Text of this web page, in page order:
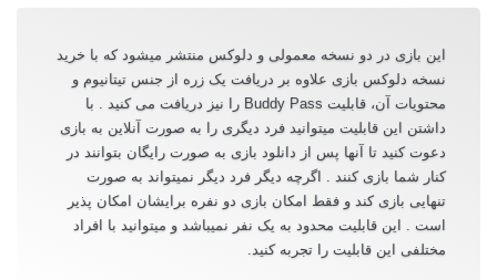
این بازی در دو نسخه معمولی و دلوکس منتشر میشود که با خرید
نسخه دلوکس بازی علاوه بر دریافت یک زره از جنس تیتانیوم و
محتویات آن، قابلیت Buddy Pass را نیز دریافت می کنید . با
داشتن این قابلیت میتوانید فرد دیگری را به صورت آنلاین به بازی
دعوت کنید تا آنها پس از دانلود بازی به صورت رایگان بتوانند در
کنار شما بازی کنند . اگرچه دیگر فرد دیگر نمیتواند به صورت
تنهایی بازی کند و فقط امکان بازی دو نفره برایشان امکان پذیر
است . این قابلیت محدود به یک نفر نمیباشد و میتوانید با افراد
مختلفی این قابلیت را تجربه کنید.